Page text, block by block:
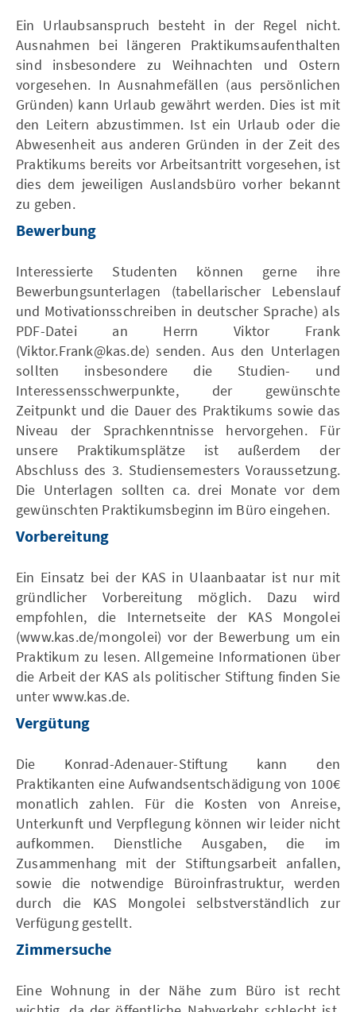
Ein Urlaubsanspruch besteht in der Regel nicht.
Ausnahmen bei längeren Praktikumsaufenthalten
sind insbesondere zu Weihnachten und Ostern
vorgesehen. In Ausnahmefällen (aus persönlichen
Gründen) kann Urlaub gewährt werden. Dies ist mit
den Leitern abzustimmen. Ist ein Urlaub oder die
Abwesenheit aus anderen Gründen in der Zeit des
Praktikums bereits vor Arbeitsantritt vorgesehen, ist
dies dem jeweiligen Auslandsbüro vorher bekannt
zu geben.
Bewerbung
Interessierte Studenten können gerne ihre
Bewerbungsunterlagen (tabellarischer Lebenslauf
und Motivationsschreiben in deutscher Sprache) als
PDF-Datei an Herrn Viktor Frank
(Viktor.Frank@kas.de) senden. Aus den Unterlagen
sollten insbesondere die Studien- und
Interessensschwerpunkte, der gewünschte
Zeitpunkt und die Dauer des Praktikums sowie das
Niveau der Sprachkenntnisse hervorgehen. Für
unsere Praktikumsplätze ist außerdem der
Abschluss des 3. Studiensemesters Voraussetzung.
Die Unterlagen sollten ca. drei Monate vor dem
gewünschten Praktikumsbeginn im Büro eingehen.
Vorbereitung
Ein Einsatz bei der KAS in Ulaanbaatar ist nur mit
gründlicher Vorbereitung möglich. Dazu wird
empfohlen, die Internetseite der KAS Mongolei
(www.kas.de/mongolei) vor der Bewerbung um ein
Praktikum zu lesen. Allgemeine Informationen über
die Arbeit der KAS als politischer Stiftung finden Sie
unter www.kas.de.
Vergütung
Die Konrad-Adenauer-Stiftung kann den
Praktikanten eine Aufwandsentschädigung von 100€
monatlich zahlen. Für die Kosten von Anreise,
Unterkunft und Verpflegung können wir leider nicht
aufkommen. Dienstliche Ausgaben, die im
Zusammenhang mit der Stiftungsarbeit anfallen,
sowie die notwendige Büroinfrastruktur, werden
durch die KAS Mongolei selbstverständlich zur
Verfügung gestellt.
Zimmersuche
Eine Wohnung in der Nähe zum Büro ist recht